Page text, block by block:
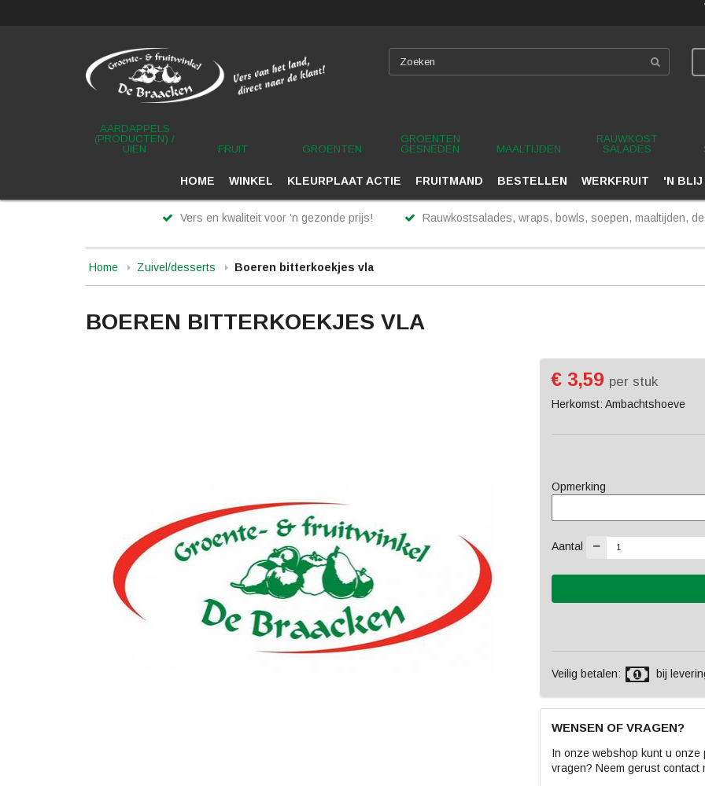
AARDAPPELS
(PRODUCTEN) /
UIEN
FRUIT GROENTEN
GROENTEN
GESNEDEN
MAALTIJDEN
RAUWKOST
SALADES
HOME WINKEL KLEURPLAAT ACTIE FRUITMAND BESTELLEN WERKFRUIT 'N BLIJ
Vers en kwaliteit voor ’n gezonde prijs! Rauwkostsalades, wraps, bowls, soepen, maaltijden,
Home Zuivel/desserts Boeren bitterkoekjes vla
BOEREN BITTERKOEKJES VLA
€ 3,59 per stuk
Herkomst: Ambachtshoeve
Opmerking
Aantal
Veilig betalen: bij
WENSEN OF VRAGEN?
In onze webshop kunt u onze
vragen? Neem gerust contact